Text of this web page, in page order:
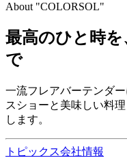
About "COLORSOL"
最高のひと時を
で
一流フレアバーテンダ
スショーと美味しい料
します。
トピックス会社情報